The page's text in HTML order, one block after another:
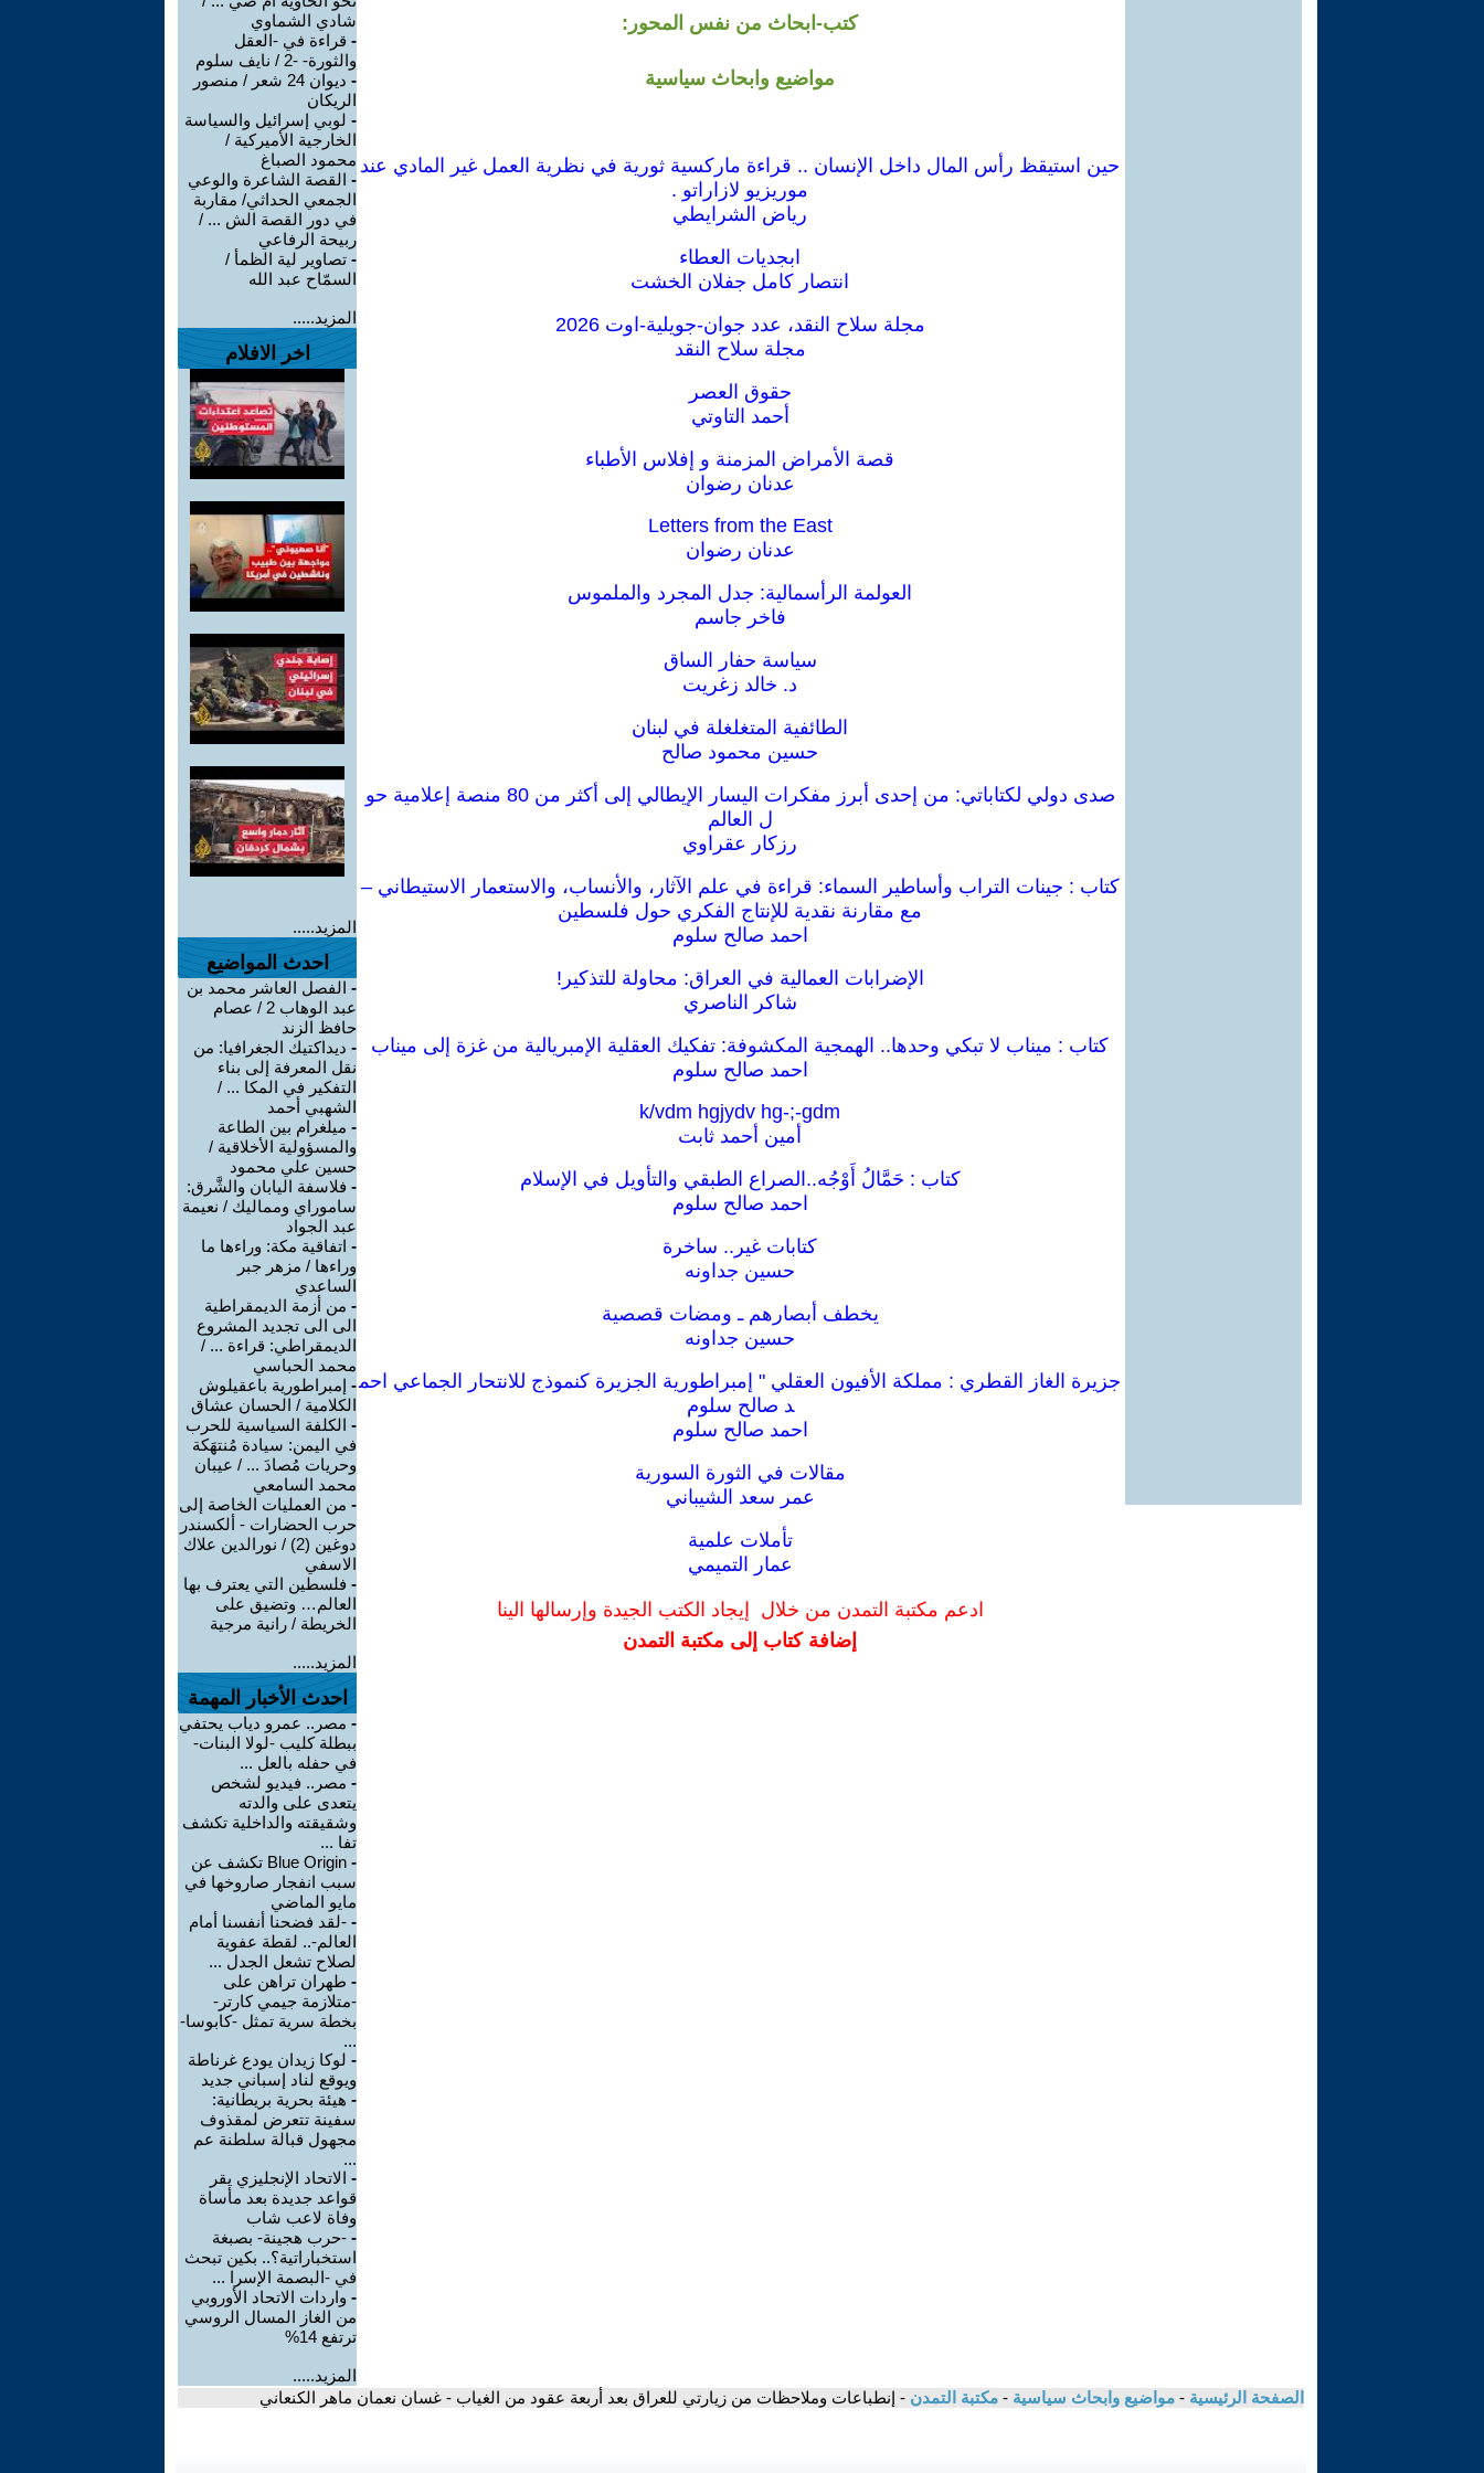
كتب-ابحاث من نفس المحور:
مواضيع وابحاث سياسية
حين استيقظ رأس المال داخل الإنسان .. قراءة ماركسية ثورية في نظرية العمل غير المادي عند
موريزيو لازاراتو .
رياض الشرايطي
ابجديات العطاء
انتصار كامل جفلان الخشت
مجلة سلاح النقد، عدد جوان-جويلية-اوت 2026
مجلة سلاح النقد
حقوق العصر
أحمد التاوتي
قصة الأمراض المزمنة و إفلاس الأطباء
عدنان رضوان
Letters from the East
عدنان رضوان
العولمة الرأسمالية: جدل المجرد والملموس
فاخر جاسم
سياسة حفار الساق
د. خالد زغريت
الطائفية المتغلغلة في لبنان
حسين محمود صالح
صدى دولي لكتاباتي: من إحدى أبرز مفكرات اليسار الإيطالي إلى أكثر من 80 منصة إعلامية حو
ل العالم
رزكار عقراوي
كتاب : جينات التراب وأساطير السماء: قراءة في علم الآثار، والأنساب، والاستعمار الاستيطاني –
مع مقارنة نقدية للإنتاج الفكري حول فلسطين
احمد صالح سلوم
الإضرابات العمالية في العراق: محاولة للتذكير!
شاكر الناصري
كتاب : ميناب لا تبكي وحدها.. الهمجية المكشوفة: تفكيك العقلية الإمبريالية من غزة إلى ميناب
احمد صالح سلوم
k/vdm hgjydv hg-;-gdm
أمين أحمد ثابت
كتاب : حَمَّالُ أَوْجُه..الصراع الطبقي والتأويل في الإسلام
احمد صالح سلوم
كتابات غير.. ساخرة
حسين جداونه
يخطف أبصارهم ـ ومضات قصصية
حسين جداونه
جزيرة الغاز القطري : مملكة الأفيون العقلي " إمبراطورية الجزيرة كنموذج للانتحار الجماعي احم
د صالح سلوم
احمد صالح سلوم
مقالات في الثورة السورية
عمر سعد الشيباني
تأملات علمية
عمار التميمي
ادعم مكتبة التمدن من خلال إيجاد الكتب الجيدة وإرسالها الينا
إضافة كتاب إلى مكتبة التمدن
شادي الشماوي
- قراءة في -العقل
والثورة- -2 / نايف سلوم
-
ديوان 24 شعر / منصور
الريكان
- لوبي إسرائيل والسياسة
الخارجية الأميركية /
محمود الصباغ
- القصة الشاعرة والوعي
الجمعي الحداثي/ مقاربة
في دور القصة الش ... /
ربيحة الرفاعي
- تصاوير لية الظمأ /
السمّاح عبد الله
المزيد.....
اخر الافلام
المزيد.....
احدث المواضيع
- الفصل العاشر محمد بن
عبد الوهاب 2 / عصام
حافظ الزند
- ديداكتيك الجغرافيا: من
نقل المعرفة إلى بناء
التفكير في المكا ... /
الشهبي أحمد
- ميلغرام بين الطاعة
والمسؤولية الأخلاقية /
حسين علي محمود
- فلاسفة اليابان والشَّرق:
ساموراي ومماليك / نعيمة
عبد الجواد
- اتفاقية مكة: وراءها ما
وراءها / مزهر جبر
الساعدي
- من أزمة الديمقراطية
الى الى تجديد المشروع
الديمقراطي: قراءة ... /
محمد الحباسي
- إمبراطورية باعقيلوش
الكلامية / الحسان عشاق
- الكلفة السياسية للحرب
في اليمن: سيادة مُنتهَكة
وحريات مُصادَ ... / عيبان
محمد السامعي
- من العمليات الخاصة إلى
حرب الحضارات - ألكسندر
دوغين (2) / نورالدين علاك
الاسفي
- فلسطين التي يعترف بها
العالم… وتضيق على
الخريطة / رانية مرجية
المزيد.....
احدث الأخبار المهمة
- مصر.. عمرو دياب يحتفي
ببطلة كليب -لولا البنات-
في حفله بالعل ...
- مصر.. فيديو لشخص
يتعدى على والدته
وشقيقته والداخلية تكشف
تفا ...
-
Blue Origin تكشف عن
سبب انفجار صاروخها في
مايو الماضي
- -لقد فضحنا أنفسنا أمام
العالم-.. لقطة عفوية
لصلاح تشعل الجدل ...
- طهران تراهن على
-متلازمة جيمي كارتر-
بخطة سرية تمثل -كابوسا-
...
- لوكا زيدان يودع غرناطة
ويوقع لناد إسباني جديد
- هيئة بحرية بريطانية:
سفينة تتعرض لمقذوف
مجهول قبالة سلطنة عم
...
- الاتحاد الإنجليزي يقر
قواعد جديدة بعد مأساة
وفاة لاعب شاب
- -حرب هجينة- بصبغة
استخباراتية؟.. بكين تبحث
في -البصمة الإسرا ...
- واردات الاتحاد الأوروبي
من الغاز المسال الروسي
ترتفع 14%
المزيد.....
الصفحة الرئيسية - مواضيع وابحاث سياسية - مكتبة التمدن - إنطباعات وملاحظات من زيارتي للعراق بعد أربعة عقود من الغياب - غسان نعمان ماهر الكنعاني